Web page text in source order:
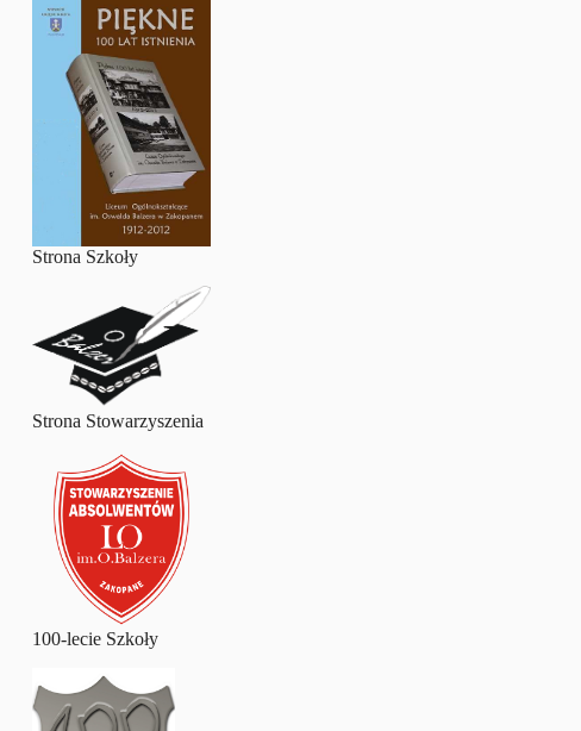
Strona Szkoły
Strona Stowarzyszenia
100-lecie Szkoły